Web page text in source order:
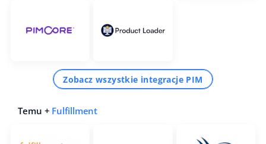
Zobacz wszystkie integracje PIM
Temu + Fulfillment